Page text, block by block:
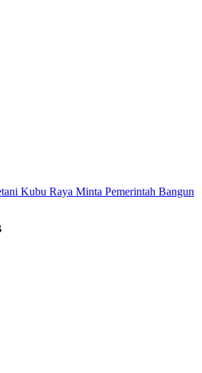
Kubu Raya Minta Pemerintah Bangun